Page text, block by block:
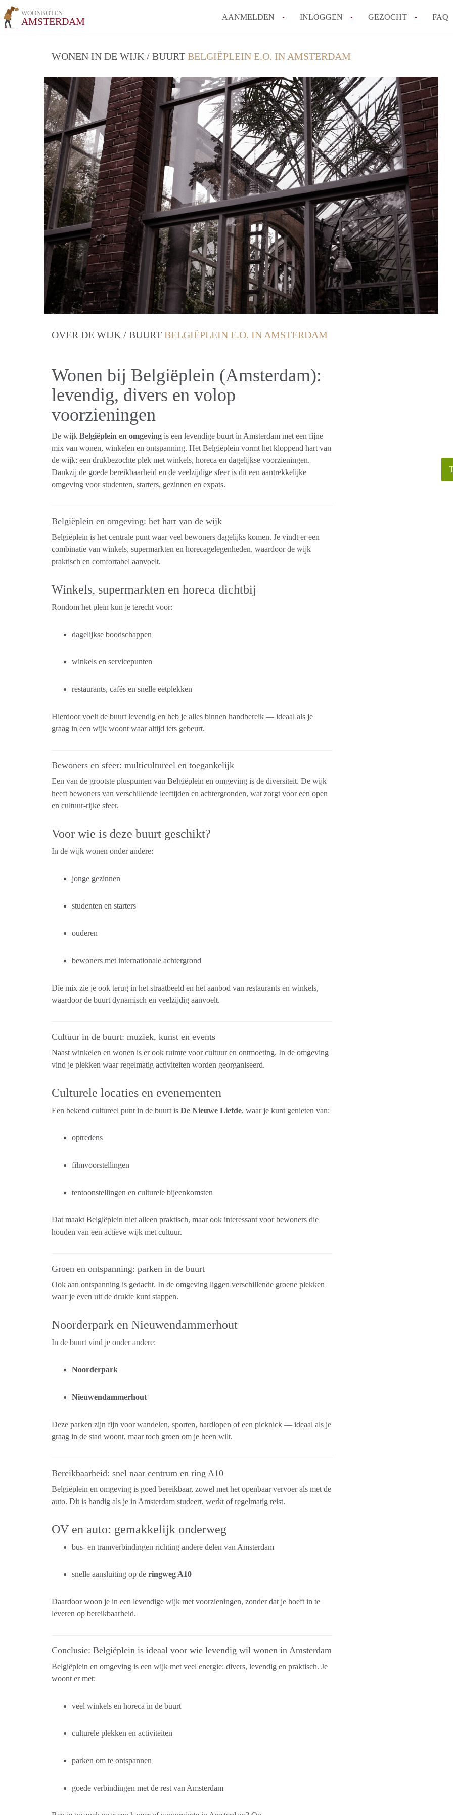
WOONBOTEN
AMSTERDAM AANMELDEN INLOGGEN GEZOCHT FAQ
Wat is borg en hoeveel borg mag een
Ik wil als aanbieder hulp van een
Werkt WoonbootAmsterdam met
Tips: om in Amsterdam een woonboot
Alle veelgestelde vragen
WONEN IN DE WIJK / BUURT BELGIËPLEIN E.O. IN AMSTERDAM
OVER DE WIJK / BUURT BELGIËPLEIN E.O. IN AMSTERDAM
Wonen bij Belgiëplein (Amsterdam):
levendig, divers en volop
voorzieningen
De wijk Belgiëplein en omgeving is een levendige buurt in Amsterdam met een fijne
mix van wonen, winkelen en ontspanning. Het Belgiëplein vormt het kloppend hart van
de wijk: een drukbezochte plek met winkels, horeca en dagelijkse voorzieningen.
Dankzij de goede bereikbaarheid en de veelzijdige sfeer is dit een aantrekkelijke
omgeving voor studenten, starters, gezinnen en expats.
Belgiëplein en omgeving: het hart van de wijk
Belgiëplein is het centrale punt waar veel bewoners dagelijks komen. Je vindt er een
combinatie van winkels, supermarkten en horecagelegenheden, waardoor de wijk
praktisch en comfortabel aanvoelt.
Winkels, supermarkten en horeca dichtbij
Rondom het plein kun je terecht voor:
dagelijkse boodschappen
winkels en servicepunten
restaurants, cafés en snelle eetplekken
Hierdoor voelt de buurt levendig en heb je alles binnen handbereik — ideaal als je
graag in een wijk woont waar altijd iets gebeurt.
Bewoners en sfeer: multicultureel en toegankelijk
Een van de grootste pluspunten van Belgiëplein en omgeving is de diversiteit. De wijk
heeft bewoners van verschillende leeftijden en achtergronden, wat zorgt voor een open
en cultuur-rijke sfeer.
Voor wie is deze buurt geschikt?
In de wijk wonen onder andere:
jonge gezinnen
studenten en starters
ouderen
bewoners met internationale achtergrond
Die mix zie je ook terug in het straatbeeld en het aanbod van restaurants en winkels,
waardoor de buurt dynamisch en veelzijdig aanvoelt.
Cultuur in de buurt: muziek, kunst en events
Naast winkelen en wonen is er ook ruimte voor cultuur en ontmoeting. In de omgeving
vind je plekken waar regelmatig activiteiten worden georganiseerd.
Culturele locaties en evenementen
Een bekend cultureel punt in de buurt is De Nieuwe Liefde, waar je kunt genieten van:
optredens
filmvoorstellingen
tentoonstellingen en culturele bijeenkomsten
Dat maakt Belgiëplein niet alleen praktisch, maar ook interessant voor bewoners die
houden van een actieve wijk met cultuur.
Groen en ontspanning: parken in de buurt
Ook aan ontspanning is gedacht. In de omgeving liggen verschillende groene plekken
waar je even uit de drukte kunt stappen.
Noorderpark en Nieuwendammerhout
In de buurt vind je onder andere:
Noorderpark
Nieuwendammerhout
Deze parken zijn fijn voor wandelen, sporten, hardlopen of een picknick — ideaal als je
graag in de stad woont, maar toch groen om je heen wilt.
Bereikbaarheid: snel naar centrum en ring A10
Belgiëplein en omgeving is goed bereikbaar, zowel met het openbaar vervoer als met de
auto. Dit is handig als je in Amsterdam studeert, werkt of regelmatig reist.
OV en auto: gemakkelijk onderweg
bus- en tramverbindingen richting andere delen van Amsterdam
snelle aansluiting op de ringweg A10
Daardoor woon je in een levendige wijk met voorzieningen, zonder dat je hoeft in te
leveren op bereikbaarheid.
Conclusie: Belgiëplein is ideaal voor wie levendig wil wonen in Amsterdam
Belgiëplein en omgeving is een wijk met veel energie: divers, levendig en praktisch. Je
woont er met:
veel winkels en horeca in de buurt
culturele plekken en activiteiten
parken om te ontspannen
goede verbindingen met de rest van Amsterdam